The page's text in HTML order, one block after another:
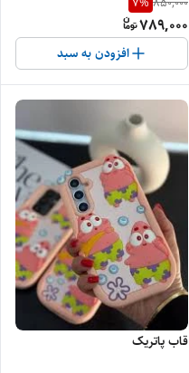
789,000
افزودن به سبد
قاب پاتریک